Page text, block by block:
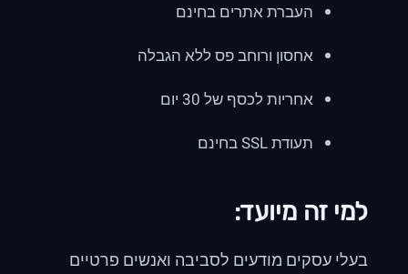
העברת אתרים בחינם
אחסון ורוחב פס ללא הגבלה
אחריות לכסף של 30 יום
תעודת SSL בחינם
למי זה מיועד:
בעלי עסקים מודעים לסביבה ואנשים פרטיים